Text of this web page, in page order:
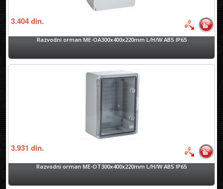
3.404din.
Razvodni orman ME-OA300x400x220mm L/H/W ABS IP65
3.931din.
Razvodni orman ME-OT300x400x220mm L/H/W ABS IP65